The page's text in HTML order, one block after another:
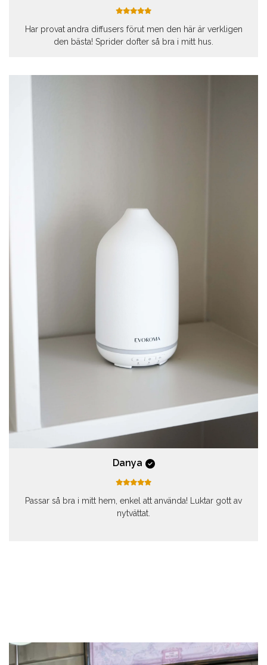
Har provat andra diffusers förut men den här är verkligen
den bästa! Sprider dofter så bra i mitt hus.
Danya
Passar så bra i mitt hem, enkel att använda! Luktar gott av
nytvättat.